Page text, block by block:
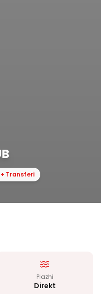
+ Transferi
Plazhi
Direkt